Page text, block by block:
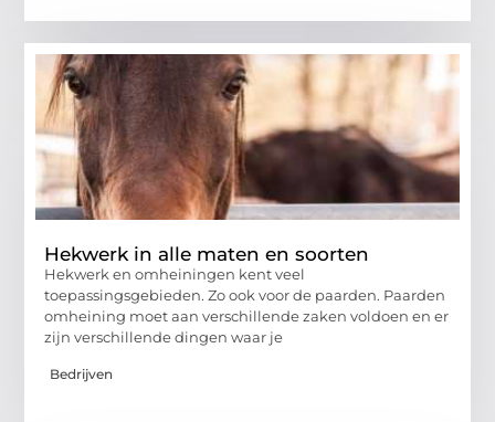
Hekwerk in alle maten en soorten
Hekwerk en omheiningen kent veel
toepassingsgebieden. Zo ook voor de paarden. Paarden
omheining moet aan verschillende zaken voldoen en er
zijn verschillende dingen waar je
Bedrijven